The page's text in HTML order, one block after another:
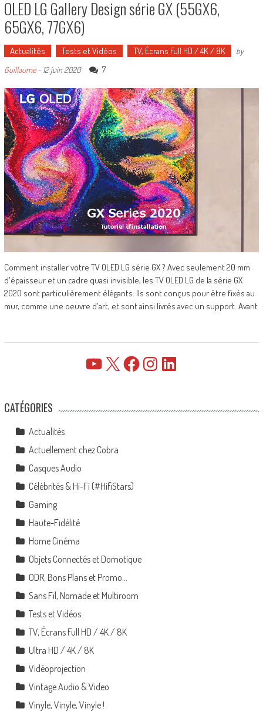
OLED LG Gallery Design série GX (55GX6,
65GX6, 77GX6)
Actualités Tests et Vidéos TV, Écrans Full HD / 4K / 8K
by
Guillaume- 12 juin 2020 7
Comment installer votre TV OLED LG série GX ? Avec seulement 20 mm
d'épaisseur et un cadre quasi invisible, les TV OLED LG de la série GX
2020 sont particulièrement élégants. Ils sont conçus pour être fixés au
mur, comme une oeuvre d'art, et sont ainsi livrés avec un support. Avant
YouTube FacebookInstagramLinkedIn
CATÉGORIES
Actualités
Actuellement chez Cobra
Casques Audio
Célébrités & Hi-Fi (#HifiStars)
Gaming
Haute-Fidélité
Home Cinéma
Objets Connectés et Domotique
ODR, Bons Plans et Promo…
Sans Fil, Nomade et Multiroom
Tests et Vidéos
TV, Écrans Full HD / 4K / 8K
Ultra HD / 4K / 8K
Vidéoprojection
Vintage Audio & Video
Vinyle, Vinyle, Vinyle !